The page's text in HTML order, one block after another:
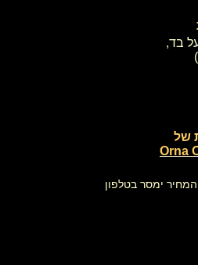
בד,
של
המחיר ימסר בטלפון